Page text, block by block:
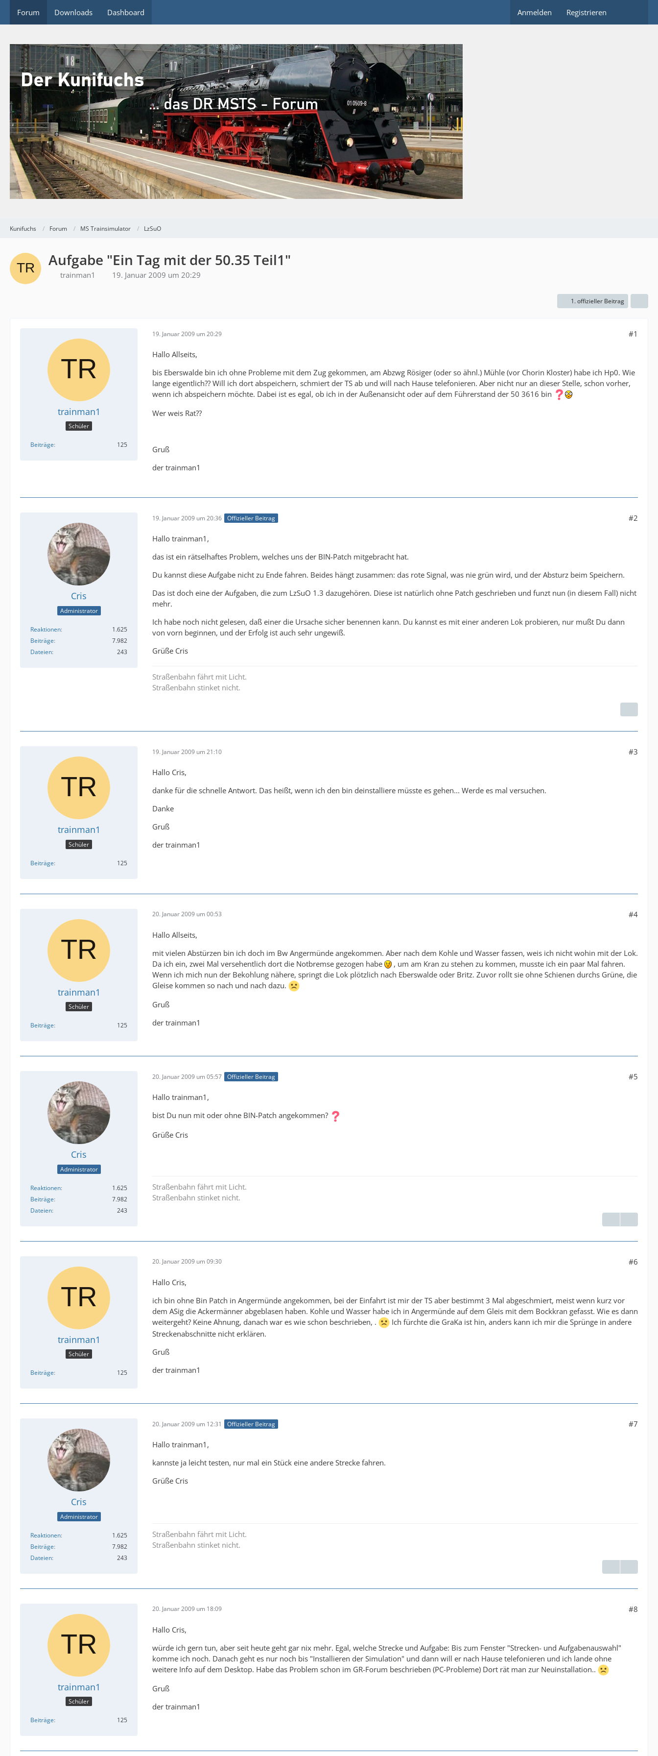
Forum Downloads Dashboard Anmelden Registrieren
Kunifuchs Forum MS Trainsimulator LzSuO
Aufgabe "Ein Tag mit der 50.35 Teil1"
trainman1 19. Januar 2009 um 20:29
1. offizieller Beitrag
trainman1
Schüler
Beiträge 125
19. Januar 2009 um 20:29 #1
Hallo Allseits,
bis Eberswalde bin ich ohne Probleme mit dem Zug gekommen, am Abzwg Rösiger (oder so ähnl.) Mühle (vor Chorin Kloster) habe ich Hp0. Wie
lange eigentlich?? Will ich dort abspeichern, schmiert der TS ab und will nach Hause telefonieren. Aber nicht nur an dieser Stelle, schon vorher,
wenn ich abspeichern möchte. Dabei ist es egal, ob ich in der Außenansicht oder auf dem Führerstand der 50 3616 bin
Wer weis Rat??
Gruß
der trainman1
Cris
Administrator
Reaktionen
1.625
Beiträge
7.982
Dateien
243
19. Januar 2009 um 20:36 Offizieller Beitrag #2
Hallo trainman1,
das ist ein rätselhaftes Problem, welches uns der BIN-Patch mitgebracht hat.
Du kannst diese Aufgabe nicht zu Ende fahren. Beides hängt zusammen: das rote Signal, was nie grün wird, und der Absturz beim Speichern.
Das ist doch eine der Aufgaben, die zum LzSuO 1.3 dazugehören. Diese ist natürlich ohne Patch geschrieben und funzt nun (in diesem Fall) nicht
mehr.
Ich habe noch nicht gelesen, daß einer die Ursache sicher benennen kann. Du kannst es mit einer anderen Lok probieren, nur mußt Du dann
von vorn beginnen, und der Erfolg ist auch sehr ungewiß.
Grüße Cris
Straßenbahn fährt mit Licht.
Straßenbahn stinket nicht.
trainman1
Schüler
Beiträge 125
19. Januar 2009 um 21:10 #3
Hallo Cris,
danke für die schnelle Antwort. Das heißt, wenn ich den bin deinstalliere müsste es gehen... Werde es mal versuchen.
Danke
Gruß
der trainman1
trainman1
Schüler
Beiträge 125
20. Januar 2009 um 00:53 #4
Hallo Allseits,
mit vielen Abstürzen bin ich doch im Bw Angermünde angekommen. Aber nach dem Kohle und Wasser fassen, weis ich nicht wohin mit der Lok.
Da ich ein, zwei Mal versehentlich dort die Notbremse gezogen habe
, um am Kran zu stehen zu kommen, musste ich ein paar Mal fahren.
Wenn ich mich nun der Bekohlung nähere, springt die Lok plötzlich nach Eberswalde oder Britz. Zuvor rollt sie ohne Schienen durchs Grüne, die
Gleise kommen so nach und nach dazu.
Gruß
der trainman1
Cris
Administrator
Reaktionen
1.625
Beiträge
7.982
Dateien
243
20. Januar 2009 um 05:57 Offizieller Beitrag #5
Hallo trainman1,
bist Du nun mit oder ohne BIN-Patch angekommen?
Grüße Cris
Straßenbahn fährt mit Licht.
Straßenbahn stinket nicht.
trainman1
Schüler
Beiträge 125
20. Januar 2009 um 09:30 #6
Hallo Cris,
ich bin ohne Bin Patch in Angermünde angekommen, bei der Einfahrt ist mir der TS aber bestimmt 3 Mal abgeschmiert, meist wenn kurz vor
dem ASig die Ackermänner abgeblasen haben. Kohle und Wasser habe ich in Angermünde auf dem Gleis mit dem Bockkran gefasst. Wie es dann
weitergeht? Keine Ahnung, danach war es wie schon beschrieben, .
Ich fürchte die GraKa ist hin, anders kann ich mir die Sprünge in andere
Streckenabschnitte nicht erklären.
Gruß
der trainman1
Cris
Administrator
Reaktionen
1.625
Beiträge
7.982
Dateien
243
20. Januar 2009 um 12:31 Offizieller Beitrag #7
Hallo trainman1,
kannste ja leicht testen, nur mal ein Stück eine andere Strecke fahren.
Grüße Cris
Straßenbahn fährt mit Licht.
Straßenbahn stinket nicht.
trainman1
Schüler
Beiträge 125
20. Januar 2009 um 18:09 #8
Hallo Cris,
würde ich gern tun, aber seit heute geht gar nix mehr. Egal, welche Strecke und Aufgabe: Bis zum Fenster "Strecken- und Aufgabenauswahl"
komme ich noch. Danach geht es nur noch bis "Installieren der Simulation" und dann will er nach Hause telefonieren und ich lande ohne
weitere Info auf dem Desktop. Habe das Problem schon im GR-Forum beschrieben (PC-Probleme) Dort rät man zur Neuinstallation..
Gruß
der trainman1